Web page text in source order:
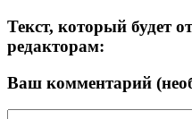
Текст, который будет
редакторам:
Ваш комментарий